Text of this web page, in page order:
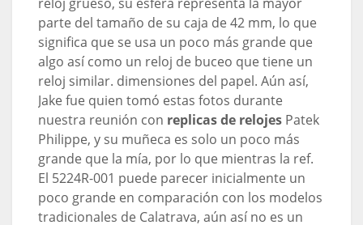
parte del tamaño de su caja de 42 mm, lo que
significa que se usa un poco más grande que
algo así como un reloj de buceo que tiene un
reloj similar. dimensiones del papel. Aún así,
Jake fue quien tomó estas fotos durante
nuestra reunión con replicas de relojesPatek
Philippe, y su muñeca es solo un poco más
grande que la mía, por lo que mientras la ref.
El 5224R-001 puede parecer inicialmente un
poco grande en comparación con los modelos
tradicionales de Calatrava, aún así no es un